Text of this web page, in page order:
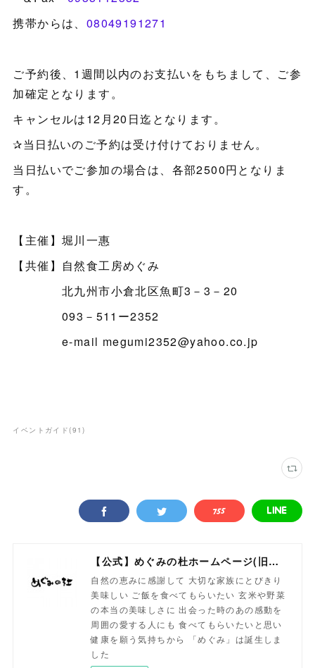
携帯からは、 08049191271
ご予約後、1週間以内のお支払いをもちまして、ご参
加確定となります。
キャンセルは12月20日迄となります。
✰当日払いのご予約は受け付けておりません。
当日払いでご参加の場合は、各部2500円となりま
す。
【主催】堀川一惠
【共催】自然食工房めぐみ
北九州市小倉北区魚町3－3－20
093－511ー2352
e-mail megumi2352@yahoo.co.jp
イベントガイド(91)
【公式】めぐみの杜ホームページ(旧自然食工房）
自然の恵みに感謝して 大切な家族にとびきり
美味しい ご飯を食べてもらいたい 玄米や野菜
の本当の美味しさに 出会った時のあの感動を
周囲の愛する人にも 食べてもらいたいと思い
健康を願う気持ちから 「めぐみ」は誕生しま
した